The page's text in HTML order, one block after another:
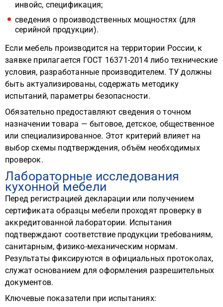
инвойс, спецификация;
сведения о производственных мощностях (для
серийной продукции).
Если мебель производится на территории России, к
заявке прилагается ГОСТ 16371-2014 либо технические
условия, разработанные производителем. ТУ должны
быть актуализированы, содержать методику
испытаний, параметры безопасности.
Обязательно предоставляют сведения о точном
назначении товара — бытовое, детское, общественное
или специализированное. Этот критерий влияет на
выбор схемы подтверждения, объём необходимых
проверок.
Лабораторные исследования
кухонной мебели
Перед регистрацией декларации или получением
сертификата образцы мебели проходят проверку в
аккредитованной лаборатории. Испытания
подтверждают соответствие продукции требованиям,
санитарным, физико-механическим нормам.
Результаты фиксируются в официальных протоколах,
служат основанием для оформления разрешительных
документов.
Ключевые показатели при испытаниях: